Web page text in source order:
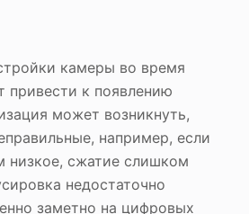
камеры во время
привести к появлению
может возникнуть,
например, если
низкое, сжатие слишком
недостаточно
заметно на цифровых